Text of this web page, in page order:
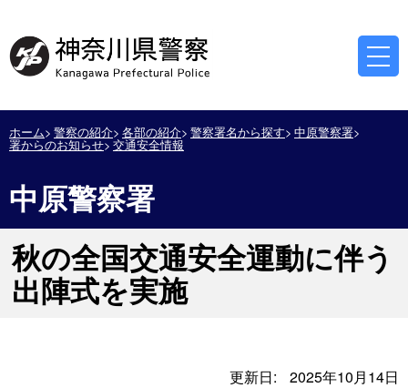
ホーム 警察の紹介 各部の紹介 警察署名から探す 中原警察署
署からのお知らせ 交通安全情報
中原警察署
秋の全国交通安全運動に伴う
出陣式を実施
更新日: 2025年10月14日